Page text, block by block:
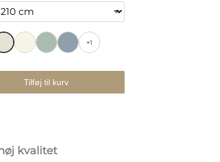
+1
Tilføj til kurv
kvalitet